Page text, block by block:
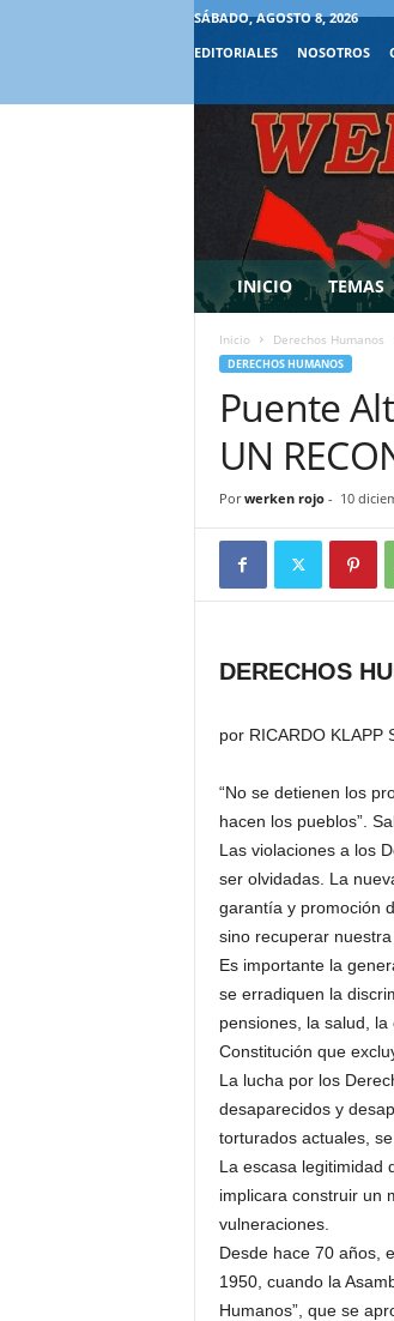
SÁBADO, AGOSTO 8, 2026
EDITORIALES
NOSOTROS
INICIO TEMAS
Inicio Derechos Humanos
DERECHOS HUMANOS
Puente
UN
Por werken rojo- 10
DERECHOS
por RICARDO KLAPP
“No se detienen los
hacen los pueblos”.
Las violaciones a los
ser olvidadas. La
garantía y promoción
sino recuperar
Es importante la
se erradiquen la
pensiones, la salud,
Constitución que
La lucha por los
desaparecidos y
torturados actuales,
La escasa legitimidad
implicara construir un
vulneraciones.
Desde hace 70 años,
1950, cuando la
Humanos”, que se